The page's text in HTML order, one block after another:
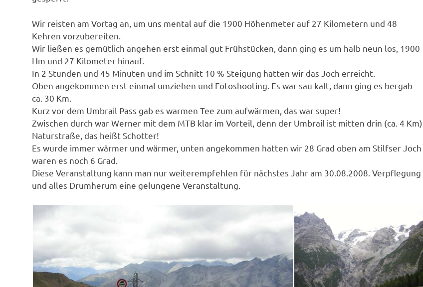
Wir reisten am Vortag an, um uns mental auf die 1900 Höhenmeter auf 27 Kilometern und 48
Kehren vorzubereiten.
Wir ließen es gemütlich angehen erst einmal gut Frühstücken, dann ging es um halb neun los, 1900
Hm und 27 Kilometer hinauf.
In 2 Stunden und 45 Minuten und im Schnitt 10 % Steigung hatten wir das Joch erreicht.
Oben angekommen erst einmal umziehen und Fotoshooting. Es war sau kalt, dann ging es bergab
ca. 30 Km.
Kurz vor dem Umbrail Pass gab es warmen Tee zum aufwärmen, das war super!
Zwischen durch war Werner mit dem MTB klar im Vorteil, denn der Umbrail ist mitten drin (ca. 4 Km)
Naturstraße, das heißt Schotter!
Es wurde immer wärmer und wärmer, unten angekommen hatten wir 28 Grad oben am Stilfser Joch
waren es noch 6 Grad.
Diese Veranstaltung kann man nur weiterempfehlen für nächstes Jahr am 30.08.2008. Verpflegung
und alles Drumherum eine gelungene Veranstaltung.